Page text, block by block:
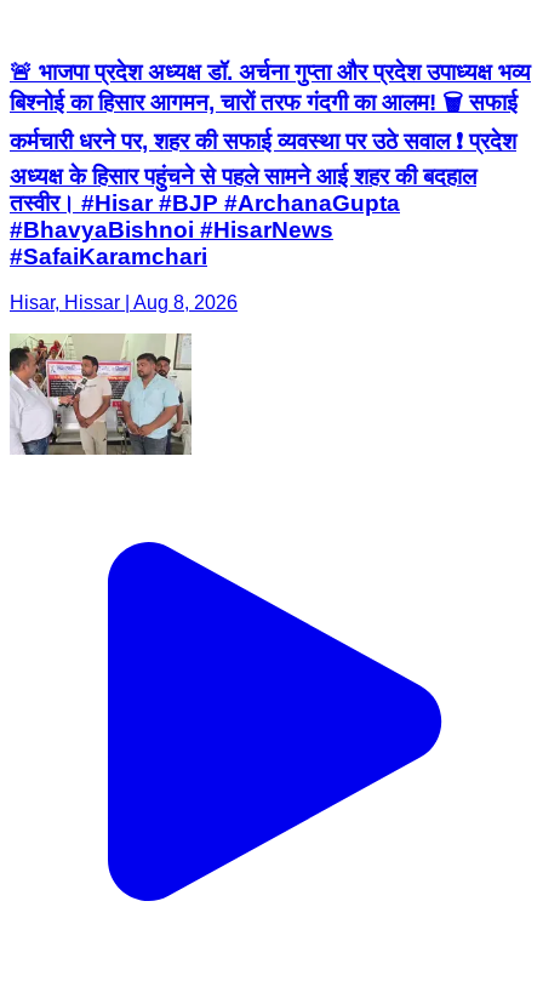
🚨 भाजपा प्रदेश अध्यक्ष डॉ. अर्चना गुप्ता और प्रदेश उपाध्यक्ष भव्य
बिश्नोई का हिसार आगमन, चारों तरफ गंदगी का आलम! 🗑️ सफाई
कर्मचारी धरने पर, शहर की सफाई व्यवस्था पर उठे सवाल ❗ प्रदेश
अध्यक्ष के हिसार पहुंचने से पहले सामने आई शहर की बदहाल
तस्वीर। #Hisar #BJP #ArchanaGupta
#BhavyaBishnoi #HisarNews
#SafaiKaramchari
Hisar, Hissar | Aug 8, 2026